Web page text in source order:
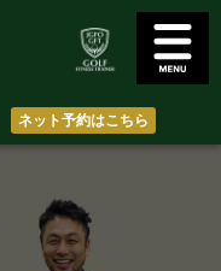
ネット予約はこちら
Access
アクセス